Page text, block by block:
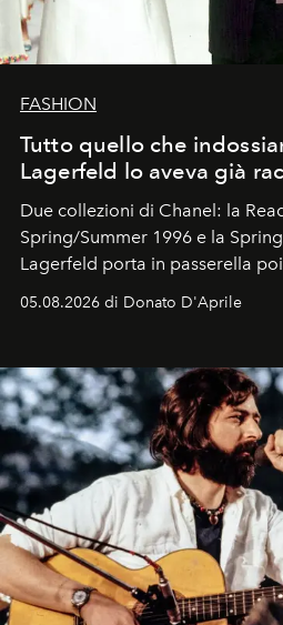
FASHION
Tutto quello che
Lagerfeld lo aveva già
Due collezioni di Chanel: la
Spring/Summer 1996 e la
Lagerfeld porta in passerella
Kate, Claudia e Carla una
uno dei documenti più
05.08.2026 di Donato D'Aprile